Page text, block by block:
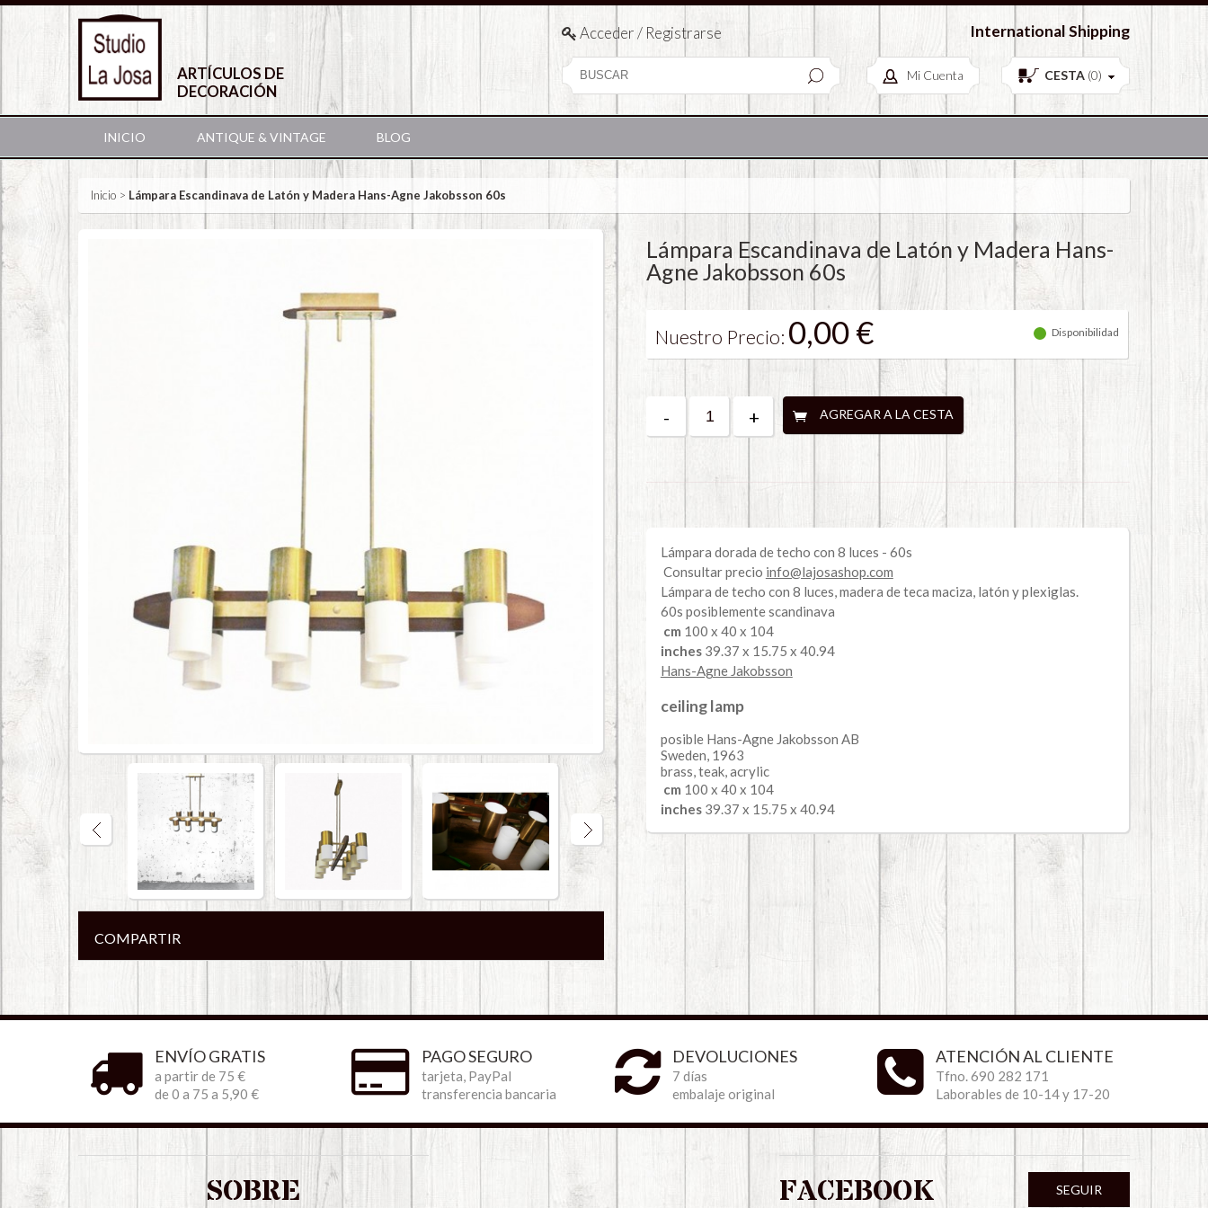
ARTÍCULOS DE
DECORACIÓN
Acceder / Registrarse International Shipping
European Antiques & Vintage items
Mi Cuenta CESTA(0)
INICIO ANTIQUE & VINTAGE BLOG
Inicio > Lámpara Escandinava de Latón y Madera Hans-Agne Jakobsson 60s
COMPARTIR
Lámpara Escandinava de Latón y Madera Hans-
Agne Jakobsson 60s
Nuestro Precio: 0,00 € Disponibilidad
- + AGREGAR A LA CESTA
Lámpara dorada de techo con 8 luces - 60s
Consultar precio info@lajosashop.com
Lámpara de techo con 8 luces, madera de teca maciza, latón y plexiglas.
60s posiblemente scandinava
cm 100 x 40 x 104
inches39.37 x 15.75 x 40.94
Hans-Agne Jakobsson
ceiling lamp
posible Hans-Agne Jakobsson AB
Sweden, 1963
brass, teak, acrylic
cm 100 x 40 x 104
inches39.37 x 15.75 x 40.94
ENVÍO GRATIS
a partir de 75 €
de 0 a 75 a 5,90 €
PAGO SEGURO
tarjeta, PayPal
transferencia bancaria
DEVOLUCIONES
7 días
embalaje original
ATENCIÓN AL CLIENTE
Tfno. 690 282 171
Laborables de 10-14 y 17-20
SOBRE FACEBOOK SEGUIR